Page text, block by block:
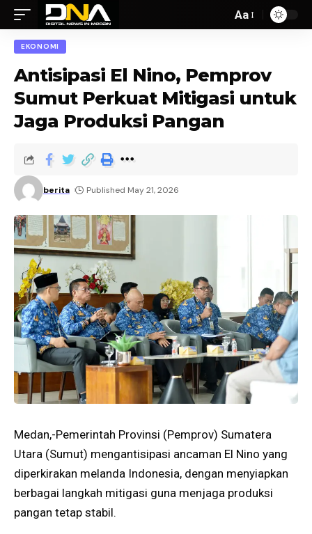
Aa
EKONOMI
Antisipasi El Nino, Pemprov
Sumut Perkuat Mitigasi untuk
Jaga Produksi Pangan
berita Published May 21, 2026
Medan,-Pemerintah Provinsi (Pemprov) Sumatera
Utara (Sumut) mengantisipasi ancaman El Nino yang
diperkirakan melanda Indonesia, dengan menyiapkan
berbagai langkah mitigasi guna menjaga produksi
pangan tetap stabil.